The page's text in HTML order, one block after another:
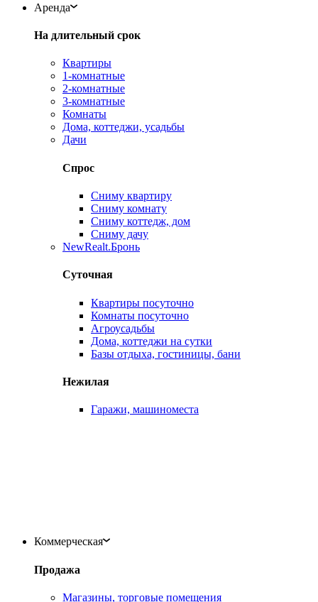
Аренда
На длительный срок
Квартиры
1-комнатные
2-комнатные
3-комнатные
Комнаты
Дома, коттеджи, усадьбы
Дачи
Спрос
Сниму квартиру
Сниму комнату
Сниму коттедж, дом
Сниму дачу
NewRealt.Бронь
Суточная
Квартиры посуточно
Комнаты посуточно
Агроусадьбы
Дома, коттеджи на сутки
Базы отдыха, гостиницы, бани
Нежилая
Гаражи, машиноместа
Коммерческая
Продажа
Магазины, торговые помещения